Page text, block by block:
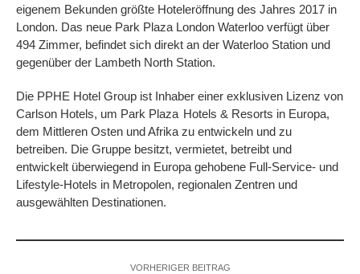
eigenem Bekunden größte Hoteleröffnung des Jahres 2017 in
London. Das neue Park Plaza London Waterloo verfügt über
494 Zimmer, befindet sich direkt an der Waterloo Station und
gegenüber der Lambeth North Station.
Die PPHE Hotel Group ist Inhaber einer exklusiven Lizenz von
Carlson Hotels, um Park Plaza Hotels & Resorts in Europa,
dem Mittleren Osten und Afrika zu entwickeln und zu
betreiben. Die Gruppe besitzt, vermietet, betreibt und
entwickelt überwiegend in Europa gehobene Full-Service- und
Lifestyle-Hotels in Metropolen, regionalen Zentren und
ausgewählten Destinationen.
VORHERIGER BEITRAG